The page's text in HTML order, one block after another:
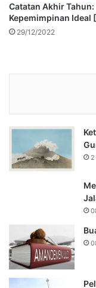
Catatan Akhir Tahun:
Kepemimpinan Ideal
29/12/2022